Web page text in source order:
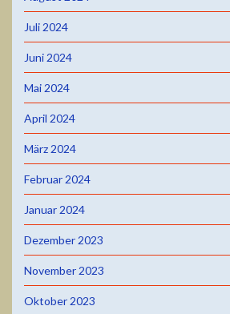
Juli 2024
Juni 2024
Mai 2024
April 2024
März 2024
Februar 2024
Januar 2024
Dezember 2023
November 2023
Oktober 2023